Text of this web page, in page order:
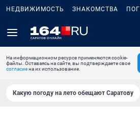
НЕДВИЖИМОСТЬ ЗНАКОМСТВА
На информационном ресурсе применяются cookie-
файлы. Оставаясь на сайте, вы подтверждаете свое
согласиена их использование.
Какую погоду на лето обещают Саратову